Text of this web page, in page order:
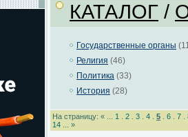
КАТАЛОГ /
Государственные органы
Религия (46)
Политика (33)
История (28)
На страницу: « ... 1 2 3 4 5 6 7
14 ... »